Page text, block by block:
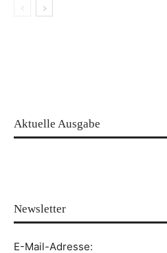
Aktuelle Ausgabe
Newsletter
E-Mail-Adresse: